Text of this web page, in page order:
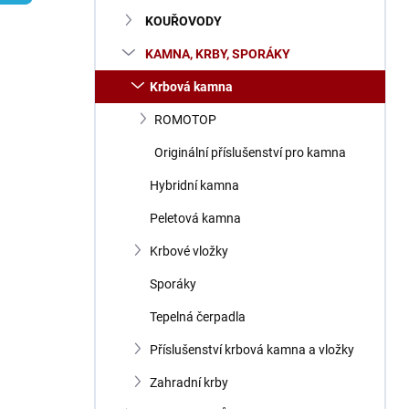
a
e
KOUŘOVODY
KAMNA, KRBY, SPORÁKY
Krbová kamna
ROMOTOP
Originální příslušenství pro kamna
Hybridní kamna
Peletová kamna
Krbové vložky
Sporáky
Tepelná čerpadla
Příslušenství krbová kamna a vložky
Zahradní krby